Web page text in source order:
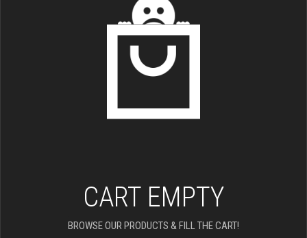
CART EMPTY
BROWSE OUR PRODUCTS & FILL THE CART!